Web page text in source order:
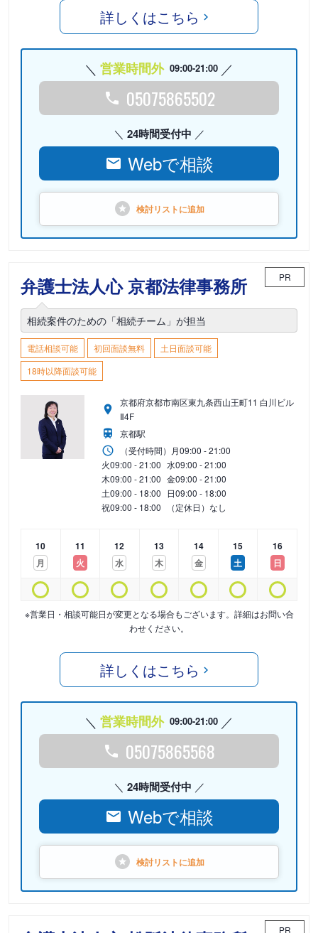
詳しくはこちら
営業時間外 09:00-21:00
05075865502
24時間受付中
Webで相談
検討リストに追加
弁護士法人心 京都法律事務所 PR
相続案件のための「相続チーム」が担当
電話相談可能 初回面談無料
土日面談可能
18時以降面談可能
京都府京都市南区東九条西山王町11 白川ビル
Ⅱ4F
京都駅
（受付時間） 月09:00 - 21:00
火09:00 - 21:00 水09:00 - 21:00
木09:00 - 21:00 金09:00 - 21:00
土09:00 - 18:00 日09:00 - 18:00
祝09:00 - 18:00 （定休日）なし
10
月
11
火
12
水
13
木
14
金
15
土
16
日
※営業日・相談可能日が変更となる場合もございます。詳細はお問い合
わせください。
詳しくはこちら
営業時間外 09:00-21:00
05075865568
24時間受付中
Webで相談
検討リストに追加
PR